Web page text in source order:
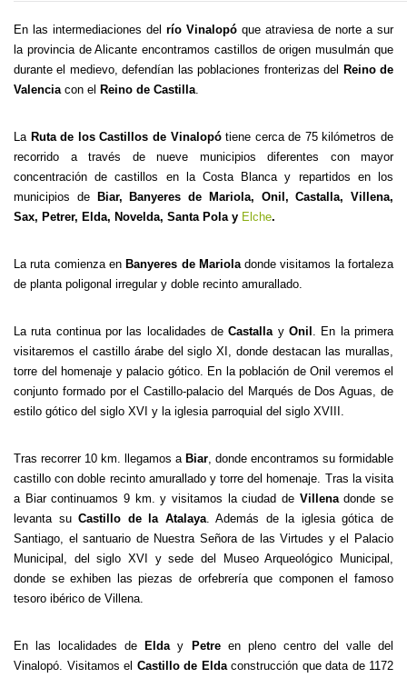
En las intermediaciones del río Vinalopó que atraviesa de norte a sur
la provincia de Alicante encontramos castillos de origen musulmán que
durante el medievo, defendían las poblaciones fronterizas del
Reino de
Valenciacon el Reino de Castilla.
La Ruta de los Castillos de Vinalopótiene cerca de 75 kilómetros de
recorrido a través de nueve municipios diferentes con mayor
concentración de castillos en la Costa Blanca y repartidos en los
municipios de
Biar, Banyeres de Mariola, Onil, Castalla, Villena,
Sax, Petrer, Elda, Novelda, Santa Pola y Elche.
La ruta comienza en Banyeres de Marioladonde visitamos la fortaleza
de planta poligonal irregular y doble recinto amurallado.
La ruta continua por las localidades deCastallayOnil . En la primera
visitaremos el castillo árabe del siglo XI, donde destacan las murallas,
torre del homenaje y palacio gótico. En la población de Onil veremos el
conjunto formado por el Castillo-palacio del Marqués de Dos Aguas, de
estilo gótico del siglo XVI y la iglesia parroquial del siglo XVIII.
Tras recorrer 10 km. llegamos a Biar, donde encontramos su formidable
castillo con doble recinto amurallado y torre del homenaje. Tras la visita
a Biar continuamos 9 km. y visitamos la ciudad de Villenadonde se
levanta suCastillo de la Atalaya. Además de la iglesia gótica de
Santiago, el santuario de Nuestra Señora de las Virtudes y el Palacio
Municipal, del siglo XVI y sede del Museo Arqueológico Municipal,
donde se exhiben las piezas de orfebrería que componen el famoso
tesoro ibérico de Villena.
En las localidades de Elday Petreen pleno centro del valle del
Vinalopó. Visitamos el Castillo de Eldaconstrucción que data de 1172